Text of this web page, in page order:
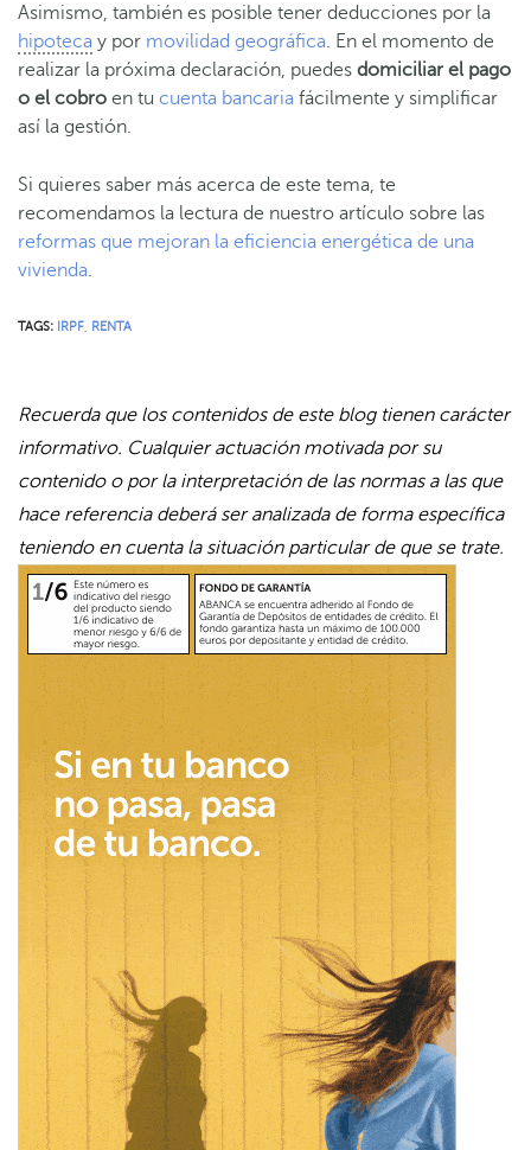
Asimismo, también es posible tener deducciones por la
hipoteca y por movilidad geográfica. En el momento de
realizar la próxima declaración, puedes domiciliar el pago
o el cobro en tu cuenta bancaria fácilmente y simplificar
así la gestión.
Si quieres saber más acerca de este tema, te
recomendamos la lectura de nuestro artículo sobre las
reformas que mejoran la eficiencia energética de una
vivienda.
TAGS: IRPF RENTA
Recuerda que los contenidos de este blog tienen carácter
informativo. Cualquier actuación motivada por su
contenido o por la interpretación de las normas a las que
hace referencia deberá ser analizada de forma específica
teniendo en cuenta la situación particular de que se trate.